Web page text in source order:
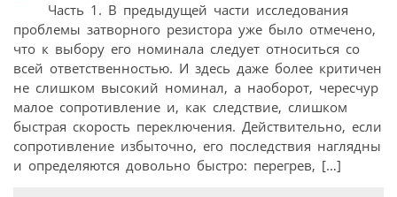
Часть 1. В предыдущей части исследования
проблемы затворного резистора уже было отмечено,
что к выбору его номинала следует относиться со
всей ответственностью. И здесь даже более критичен
не слишком высокий номинал, а наоборот, чересчур
малое сопротивление и, как следствие, слишком
быстрая скорость переключения. Действительно, если
сопротивление избыточно, его последствия наглядны
и определяются довольно быстро: перегрев, […]